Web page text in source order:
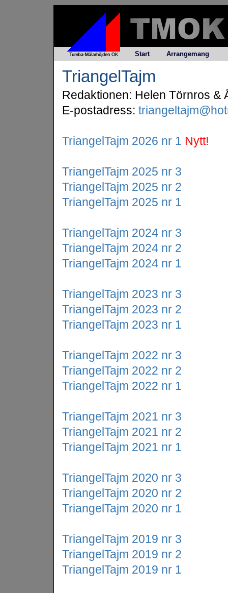
Start Arrangemang
TriangelTajm
Redaktionen: Helen Törnros &
E-postadress:
TriangelTajm 2026 nr 1 Nytt!
TriangelTajm 2025 nr 3
TriangelTajm 2025 nr 2
TriangelTajm 2025 nr 1
TriangelTajm 2024 nr 3
TriangelTajm 2024 nr 2
TriangelTajm 2024 nr 1
TriangelTajm 2023 nr 3
TriangelTajm 2023 nr 2
TriangelTajm 2023 nr 1
TriangelTajm 2022 nr 3
TriangelTajm 2022 nr 2
TriangelTajm 2022 nr 1
TriangelTajm 2021 nr 3
TriangelTajm 2021 nr 2
TriangelTajm 2021 nr 1
TriangelTajm 2020 nr 3
TriangelTajm 2020 nr 2
TriangelTajm 2020 nr 1
TriangelTajm 2019 nr 3
TriangelTajm 2019 nr 2
TriangelTajm 2019 nr 1